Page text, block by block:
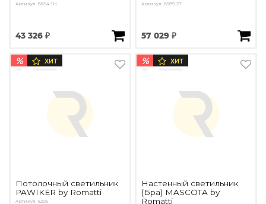
Артикул: 8894-1H
43 326 ₽
Артикул: 8985-2T
57 029 ₽
% ХИТ
Потолочный светильник
PAWIKER by Romatti
Артикул: 6206
% ХИТ
Настенный светильник
(Бра) MASCOTA by
Romatti